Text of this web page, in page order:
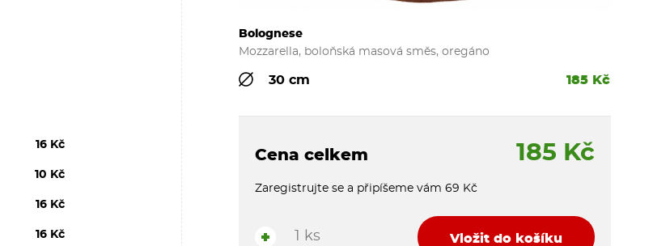
16 Kč
10 Kč
16 Kč
16 Kč
Bolognese
Mozzarella, boloňská masová směs, oregáno
30 cm 185 Kč
Cena celkem 185 Kč
Zaregistrujte se a připíšeme vám 69 Kč
+ 1 ks Vložit do košíku